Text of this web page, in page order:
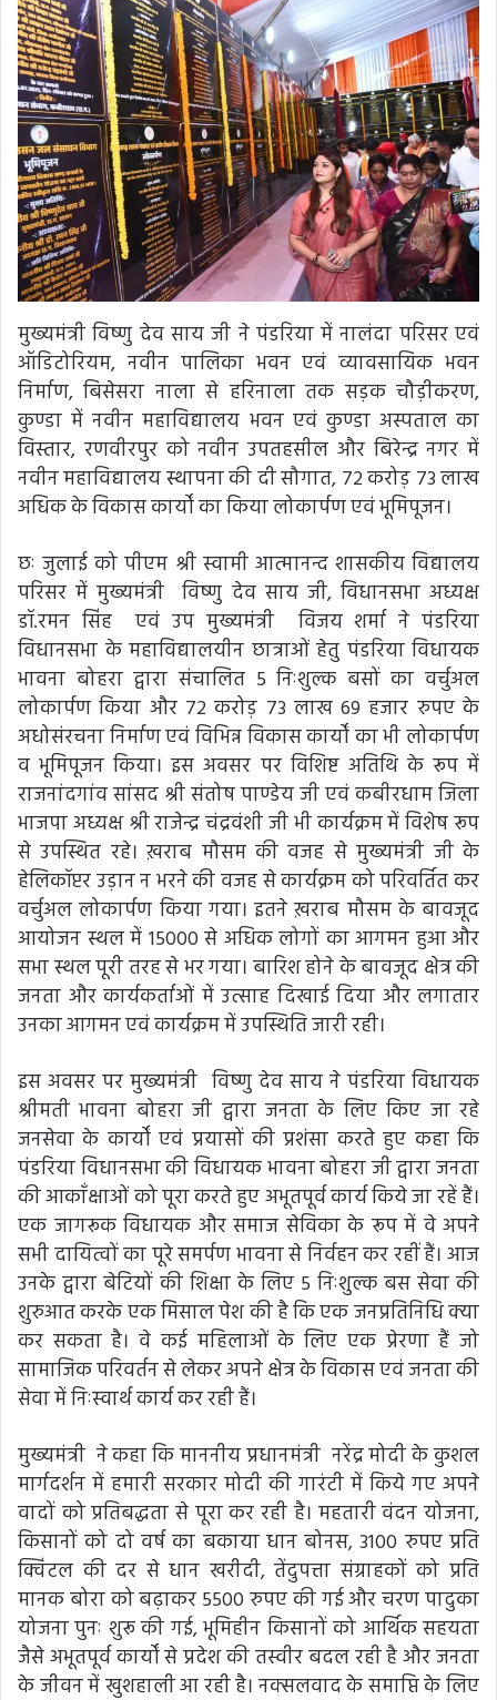
मुख्यमंत्री विष्णु देव साय जी ने पंडरिया में नालंदा परिसर एवं
ऑडिटोरियम, नवीन पालिका भवन एवं व्यावसायिक भवन
निर्माण, बिसेसरा नाला से हरिनाला तक सड़क चौड़ीकरण,
कुण्डा में नवीन महाविद्यालय भवन एवं कुण्डा अस्पताल का
विस्तार, रणवीरपुर को नवीन उपतहसील और बिरेन्द्र नगर में
नवीन महाविद्यालय स्थापना की दी सौगात, 72 करोड़ 73 लाख
अधिक के विकास कार्यों का किया लोकार्पण एवं भूमिपूजन।
छः जुलाई को पीएम श्री स्वामी आत्मानन्द शासकीय विद्यालय
परिसर में मुख्यमंत्री विष्णु देव साय जी, विधानसभा अध्यक्ष
डॉ.रमन सिंह एवं उप मुख्यमंत्री विजय शर्मा ने पंडरिया
विधानसभा के महाविद्यालयीन छात्राओं हेतु पंडरिया विधायक
भावना बोहरा द्वारा संचालित 5 निःशुल्क बसों का वर्चुअल
लोकार्पण किया और 72 करोड़ 73 लाख 69 हजार रुपए के
अधोसंरचना निर्माण एवं विभिन्न विकास कार्यों का भी लोकार्पण
व भूमिपूजन किया। इस अवसर पर विशिष्ट अतिथि के रूप में
राजनांदगांव सांसद श्री संतोष पाण्डेय जी एवं कबीरधाम जिला
भाजपा अध्यक्ष श्री राजेन्द्र चंद्रवंशी जी भी कार्यक्रम में विशेष रूप
से उपस्थित रहे। ख़राब मौसम की वजह से मुख्यमंत्री जी के
हेलिकॉप्टर उड़ान न भरने की वजह से कार्यक्रम को परिवर्तित कर
वर्चुअल लोकार्पण किया गया। इतने ख़राब मौसम के बावजूद
आयोजन स्थल में 15000 से अधिक लोगों का आगमन हुआ और
सभा स्थल पूरी तरह से भर गया। बारिश होने के बावजूद क्षेत्र की
जनता और कार्यकर्ताओं में उत्साह दिखाई दिया और लगातार
उनका आगमन एवं कार्यक्रम में उपस्थिति जारी रही।
इस अवसर पर मुख्यमंत्री विष्णु देव साय ने पंडरिया विधायक
श्रीमती भावना बोहरा जी द्वारा जनता के लिए किए जा रहे
जनसेवा के कार्यों एवं प्रयासों की प्रशंसा करते हुए कहा कि
पंडरिया विधानसभा की विधायक भावना बोहरा जी द्वारा जनता
की आकाँक्षाओं को पूरा करते हुए अभूतपूर्व कार्य किये जा रहें हैं।
एक जागरूक विधायक और समाज सेविका के रूप में वे अपने
सभी दायित्वों का पूरे समर्पण भावना से निर्वहन कर रहीं हैं। आज
उनके द्वारा बेटियों की शिक्षा के लिए 5 निःशुल्क बस सेवा की
शुरुआत करके एक मिसाल पेश की है कि एक जनप्रतिनिधि क्या
कर सकता है। वे कई महिलाओं के लिए एक प्रेरणा हैं जो
सामाजिक परिवर्तन से लेकर अपने क्षेत्र के विकास एवं जनता की
सेवा में निःस्वार्थ कार्य कर रही हैं।
मुख्यमंत्री ने कहा कि माननीय प्रधानमंत्री नरेंद्र मोदी के कुशल
मार्गदर्शन में हमारी सरकार मोदी की गारंटी में किये गए अपने
वादों को प्रतिबद्धता से पूरा कर रही है। महतारी वंदन योजना,
किसानों को दो वर्ष का बकाया धान बोनस, 3100 रुपए प्रति
क्विंटल की दर से धान खरीदी, तेंदुपत्ता संग्राहकों को प्रति
मानक बोरा को बढ़ाकर 5500 रुपए की गई और चरण पादुका
योजना पुनः शुरू की गई, भूमिहीन किसानों को आर्थिक सहयता
जैसे अभूतपूर्व कार्यों से प्रदेश की तस्वीर बदल रही है और जनता
के जीवन में खुशहाली आ रही है। नक्सलवाद के समाप्ति के लिए